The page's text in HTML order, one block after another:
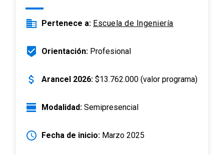
business Pertenece a: Escuela de Ingeniería
beenhere Orientación: Profesional
attach_money Arancel 2026: $13.762.000 (valor programa)
view_day Modalidad: Semipresencial
schedule Fecha de inicio: Marzo 2025